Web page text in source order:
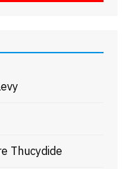
Thucydide